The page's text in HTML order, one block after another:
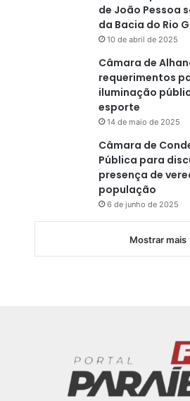
de João Pessoa
da Bacia do Rio
10 de abril de 2025
Câmara de
requerimentos
iluminação
esporte
14 de maio de 2025
Câmara de
Pública para
presença de
população
6 de junho de 2025
Mostrar mais